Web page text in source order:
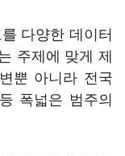
다양한 데이터
주제에 맞게 제
뿐 아니라 전국
폭넓은 범주의